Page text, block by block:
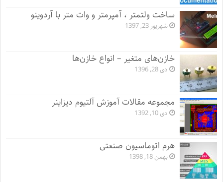
ساخت ولتمتر ، آمپرمتر و وات متر با آردوینو
شهریور 23, 1397
خازن‌های متغیر – انواع خازن‌ها
دی 28, 1396
مجموعه مقالات آموزش آلتیوم دیزاینر
دی 10, 1392
هرم اتوماسیون صنعتی
بهمن 18, 1398